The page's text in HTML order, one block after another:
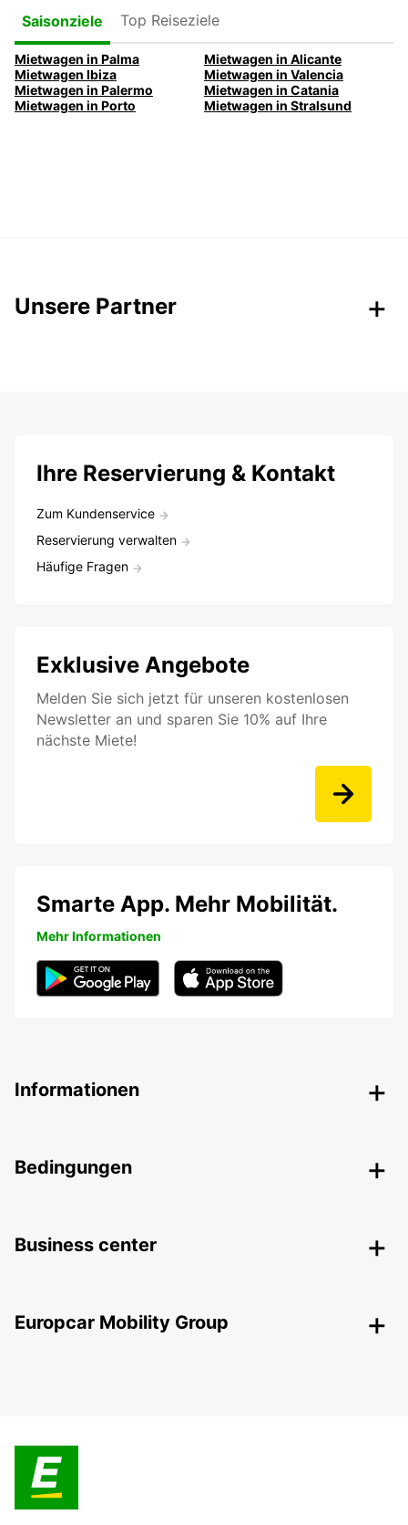
Saisonziele
Top Reiseziele
Mietwagen in Palma
Mietwagen in Alicante
Mietwagen Ibiza
Mietwagen in Valencia
Mietwagen in Palermo
Mietwagen in Catania
Mietwagen in Porto
Mietwagen in Stralsund
Unsere Partner
Ihre Reservierung & Kontakt
Zum Kundenservice
Reservierung verwalten
Häufige Fragen
Exklusive Angebote
Melden Sie sich jetzt für unseren kostenlosen
Newsletter an und sparen Sie 10% auf Ihre
nächste Miete!
Smarte App. Mehr Mobilität.
Mehr Informationen
Informationen
Bedingungen
Business center
Europcar Mobility Group